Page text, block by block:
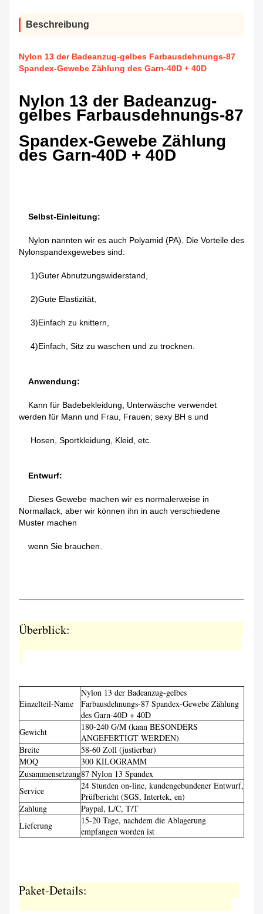
Beschreibung
Nylon 13 der Badeanzug-gelbes Farbausdehnungs-87
Spandex-Gewebe Zählung des Garn-40D + 40D
Nylon 13 der Badeanzug-
gelbes Farbausdehnungs-87
Spandex-Gewebe Zählung
des Garn-40D + 40D
Selbst-Einleitung:
Nylon nannten wir es auch Polyamid (PA). Die Vorteile des
Nylonspandexgewebes sind:
1)Guter Abnutzungswiderstand,
2)Gute Elastizität,
3)Einfach zu knittern,
4)Einfach, Sitz zu waschen und zu trocknen.
Anwendung:
Kann für Badebekleidung, Unterwäsche verwendet
werden für Mann und Frau, Frauen; sexy BH s und
Hosen, Sportkleidung, Kleid, etc.
Entwurf:
Dieses Gewebe machen wir es normalerweise in
Normallack, aber wir können ihn in auch verschiedene
Muster machen
wenn Sie brauchen.
Überblick:
Einzelteil-Name
Nylon 13 der Badeanzug-gelbes
Farbausdehnungs-87 Spandex-Gewebe Zählung
des Garn-40D + 40D
Gewicht
180-240 G/M (kann BESONDERS
ANGEFERTIGT WERDEN)
Breite
58-60 Zoll (justierbar)
MOQ
300 KILOGRAMM
Zusammensetzung87 Nylon 13 Spandex
Service
24 Stunden on-line, kundengebundener Entwurf,
Prüfbericht (SGS, Intertek, en)
Zahlung
Paypal, L/C, T/T
Lieferung
15-20 Tage, nachdem die Ablagerung
empfangen worden ist
Paket-Details: